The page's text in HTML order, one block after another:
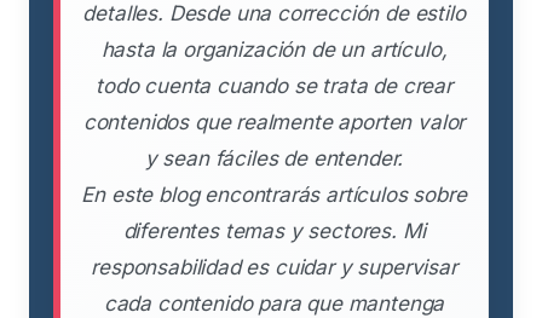
detalles. Desde una corrección de estilo
hasta la organización de un artículo,
todo cuenta cuando se trata de crear
contenidos que realmente aporten valor
y sean fáciles de entender.
En este blog encontrarás artículos sobre
diferentes temas y sectores. Mi
responsabilidad es cuidar y supervisar
cada contenido para que mantenga